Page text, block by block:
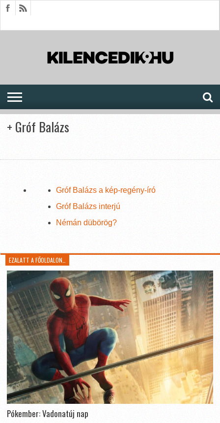
+ Gróf Balázs
Gróf Balázs a kép-regény-író
Gróf Balázs interjú
Némán dübörög?
EZALATT A FŐOLDALON…
Pókember: Vadonatúj nap